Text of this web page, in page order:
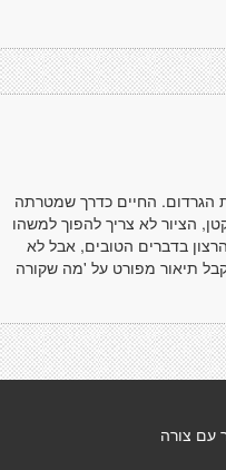
הגרדום. החיים כדרך שמטרתה
הציור לא צריך להפוך למשהו
בדברים הטובים, אבל לא
תיאור מפורט על 'מה שקורה
עם צורה